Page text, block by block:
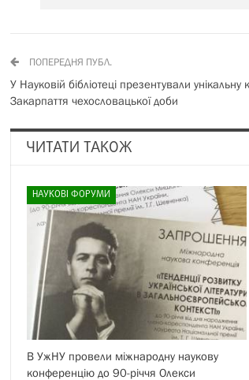
ПОПЕРЕДНЯ ПУБЛ.
У Науковій бібліотеці презентували унікальну
Закарпаття чехословацької доби
ЧИТАТИ ТАКОЖ
НАУКОВІ ФОРУМИ
В УжНУ провели міжнародну наукову
конференцію до 90-річчя Олекси